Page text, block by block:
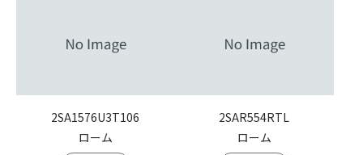
2SA1576U3T106
ローム
2SAR554RTL
ローム